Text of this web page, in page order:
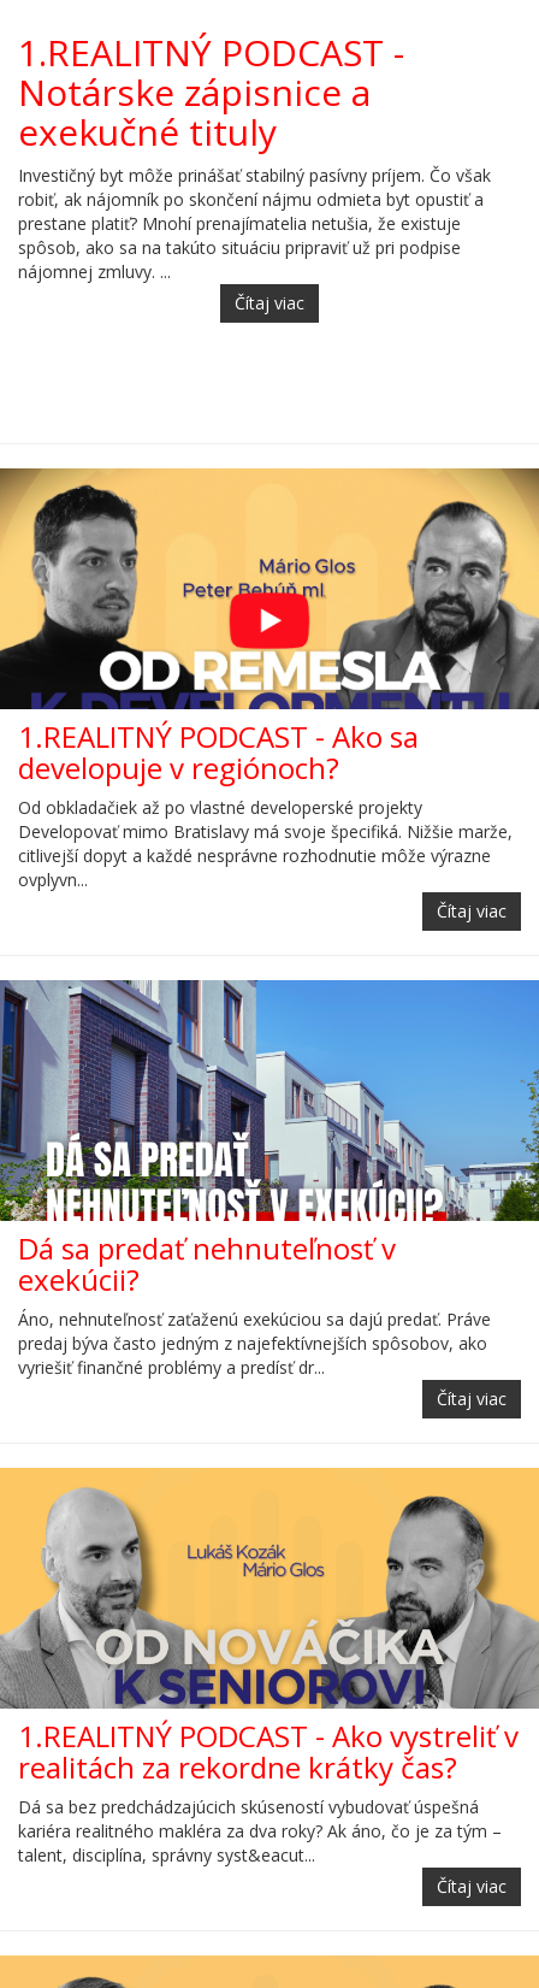
1.REALITNÝ PODCAST -
Notárske zápisnice a
exekučné tituly
Investičný byt môže prinášať stabilný pasívny príjem. Čo však
robiť, ak nájomník po skončení nájmu odmieta byt opustiť a
prestane platiť? Mnohí prenajímatelia netušia, že existuje
spôsob, ako sa na takúto situáciu pripraviť už pri podpise
nájomnej zmluvy. ...
Čítaj viac
1.REALITNÝ PODCAST - Ako sa
developuje v regiónoch?
Od obkladačiek až po vlastné developerské projekty
Developovať mimo Bratislavy má svoje špecifiká. Nižšie marže,
citlivejší dopyt a každé nesprávne rozhodnutie môže výrazne
ovplyvn...
Čítaj viac
Dá sa predať nehnuteľnosť v
exekúcii?
Áno, nehnuteľnosť zaťaženú exekúciou sa dajú predať. Práve
predaj býva často jedným z najefektívnejších spôsobov, ako
vyriešiť finančné problémy a predísť dr...
Čítaj viac
1.REALITNÝ PODCAST - Ako vystreliť v
realitách za rekordne krátky čas?
Dá sa bez predchádzajúcich skúseností vybudovať úspešná
kariéra realitného makléra za dva roky? Ak áno, čo je za tým –
talent, disciplína, správny syst&eacut...
Čítaj viac